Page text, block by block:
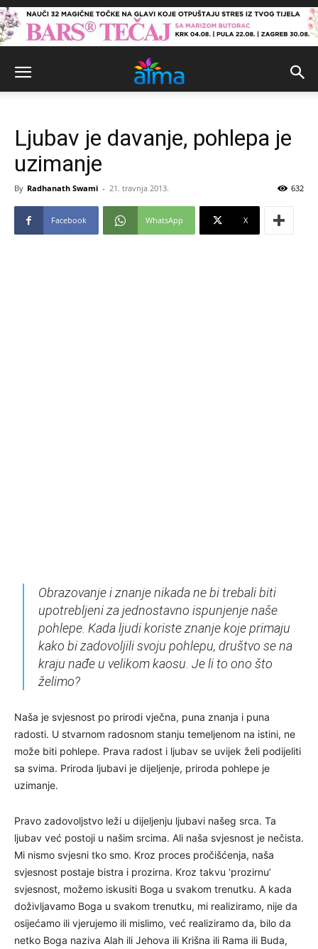
Ljubav je davanje, pohlepa je
uzimanje
By Radhanath Swami - 21. travnja 2013. 632
Facebook WhatsApp X
Obrazovanje i znanje nikada ne bi trebali biti
upotrebljeni za jednostavno ispunjenje naše
pohlepe. Kada ljudi koriste znanje koje primaju
kako bi zadovoljili svoju pohlepu, društvo se na
kraju nađe u velikom kaosu. Je li to ono što
želimo?
Naša je svjesnost po prirodi vječna, puna znanja i puna
radosti. U stvarnom radosnom stanju temeljenom na istini, ne
može biti pohlepe. Prava radost i ljubav se uvijek želi podijeliti
sa svima. Priroda ljubavi je dijeljenje, priroda pohlepe je
uzimanje.
Pravo zadovoljstvo leži u dijeljenju ljubavi našeg srca. Ta
ljubav već postoji u našim srcima. Ali naša svjesnost je nečista.
Mi nismo svjesni tko smo. Kroz proces pročišćenja, naša
svjesnost postaje bistra i prozirna. Kroz takvu ‘prozirnu’
svjesnost, možemo iskusiti Boga u svakom trenutku. A kada
doživljavamo Boga u svakom trenutku, mi realiziramo, nije da
osijećamo ili vjerujemo ili mislimo, već realiziramo da, bilo da
netko Boga naziva Alah ili Jehova ili Krišna ili Rama ili Buda,